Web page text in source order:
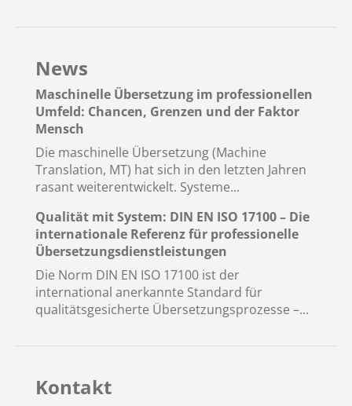
News
Maschinelle Übersetzung im professionellen
Umfeld: Chancen, Grenzen und der Faktor
Mensch
Die maschinelle Übersetzung (Machine
Translation, MT) hat sich in den letzten Jahren
rasant weiterentwickelt. Systeme...
Qualität mit System: DIN EN ISO 17100 – Die
internationale Referenz für professionelle
Übersetzungsdienstleistungen
Die Norm DIN EN ISO 17100 ist der
international anerkannte Standard für
qualitätsgesicherte Übersetzungsprozesse –...
Kontakt